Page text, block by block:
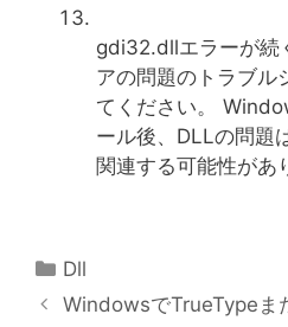
gdi32.dllエラーが続
アの問題のトラブル
てください。
ール後、DLLの問題
関連する可能性があ
カ
テ
Dll
WindowsでTrueTypeま